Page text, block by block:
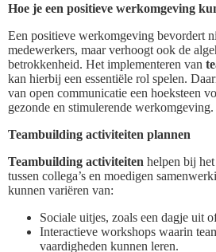
Hoe je een positieve werkomgeving
Een positieve werkomgeving bevordert
medewerkers, maar verhoogt ook de
betrokkenheid. Het implementeren van
kan hierbij een essentiële rol spelen.
van open communicatie een hoeksteen
gezonde en stimulerende werkomgeving.
Teambuilding activiteiten plannen
Teambuilding activiteiten helpen bij
tussen collega’s en moedigen
kunnen variëren van:
Sociale uitjes, zoals een dagje uit
Interactieve workshops waarin
vaardigheden kunnen leren.